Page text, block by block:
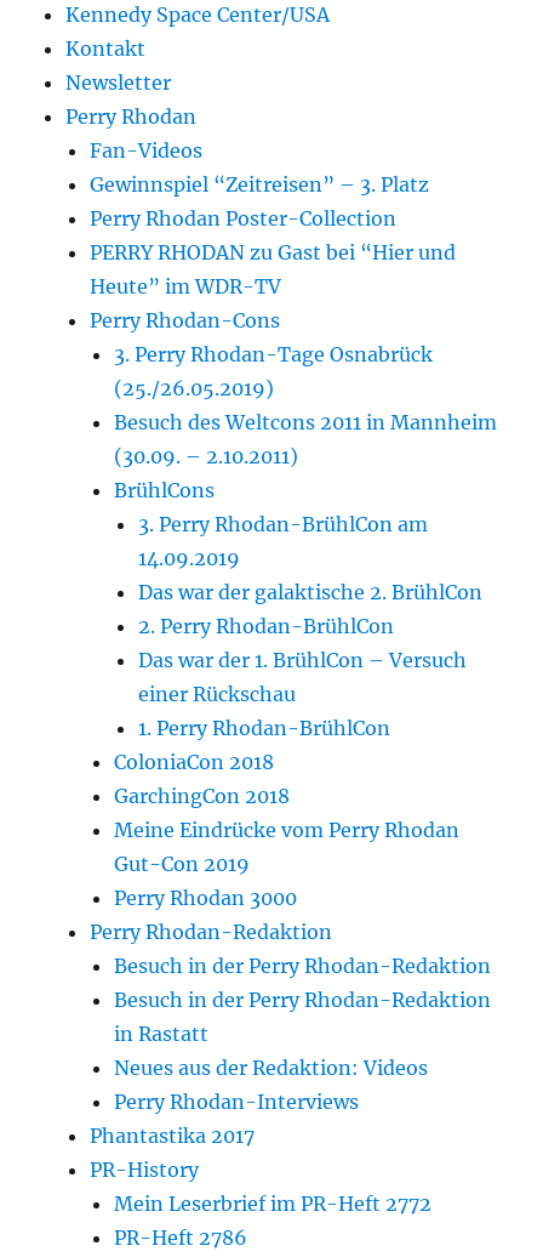
Kennedy Space Center/USA
Kontakt
Newsletter
Perry Rhodan
Fan-Videos
Gewinnspiel “Zeitreisen” – 3. Platz
Perry Rhodan Poster-Collection
PERRY RHODAN zu Gast bei “Hier und
Heute” im WDR-TV
Perry Rhodan-Cons
3. Perry Rhodan-Tage Osnabrück
(25./26.05.2019)
Besuch des Weltcons 2011 in Mannheim
(30.09. – 2.10.2011)
BrühlCons
3. Perry Rhodan-BrühlCon am
14.09.2019
Das war der galaktische 2. BrühlCon
2. Perry Rhodan-BrühlCon
Das war der 1. BrühlCon – Versuch
einer Rückschau
1. Perry Rhodan-BrühlCon
ColoniaCon 2018
GarchingCon 2018
Meine Eindrücke vom Perry Rhodan
Gut-Con 2019
Perry Rhodan 3000
Perry Rhodan-Redaktion
Besuch in der Perry Rhodan-Redaktion
Besuch in der Perry Rhodan-Redaktion
in Rastatt
Neues aus der Redaktion: Videos
Perry Rhodan-Interviews
Phantastika 2017
PR-History
Mein Leserbrief im PR-Heft 2772
PR-Heft 2786